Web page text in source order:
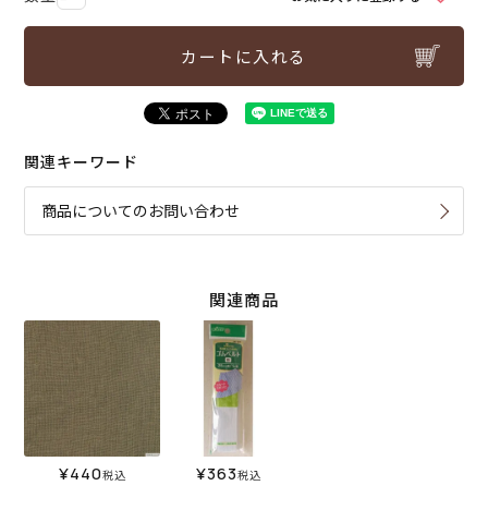
カートに入れる
関連キーワード
商品についてのお問い合わせ
関連商品
¥440税込 ¥363税込